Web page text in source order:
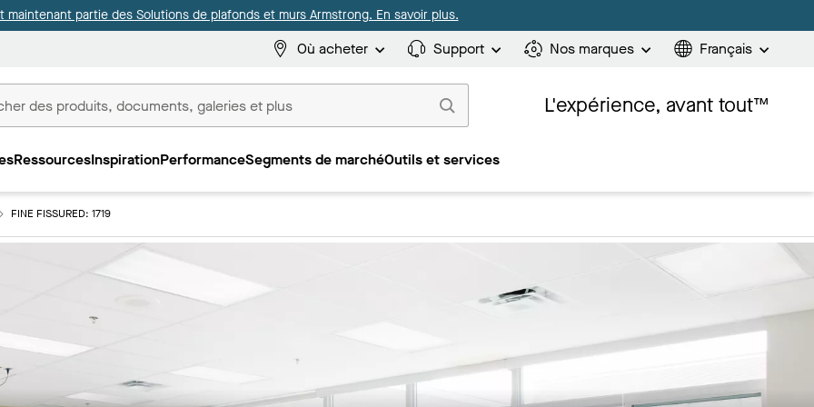
maintenant partie des Solutions de plafonds et murs Armstrong. En savoir plus.
Où acheter Support Nos marques Français
L'expérience, avant tout™
RessourcesInspirationPerformanceSegments de marchéOutils et services
FINE FISSURED: 1719